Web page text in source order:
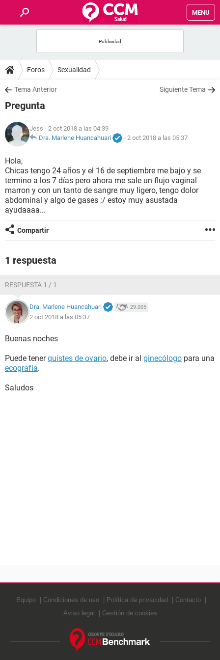
MENU
FOROS
SALUD
FAMILIA
NUTRICIÓN
BIENESTAR
SEXUALIDAD
GLOSARIO
Foros Sexualidad
Tema Anterior Siguiente Tema
Pregunta
Jess - 2 oct 2018 a las 04:39
Dra. Marlene Huancahuari
- 2 oct 2018 a las 05:37
Hola,
Chicas tengo 24 años y el 16 de septiembre me bajo y se
termino a los 7 días pero ahora me sale un flujo vaginal
marron y con un tanto de sangre muy ligero, tengo dolor
abdominal y algo de gases :/ estoy muy asustada
ayudaaaa...
Compartir
1 respuesta
RESPUESTA 1 / 1
Dra. Marlene Huancahuari 29.005
2 oct 2018 a las 05:37
Buenas noches
Puede tenerquistes de ovario, debe ir al ginecólogo para una
ecografía.
Saludos
Equipo Condiciones de uso Política de privacidad
Contacto
Aviso legal
Gestión de cookies